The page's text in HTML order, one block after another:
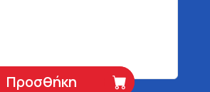
Προσθήκη